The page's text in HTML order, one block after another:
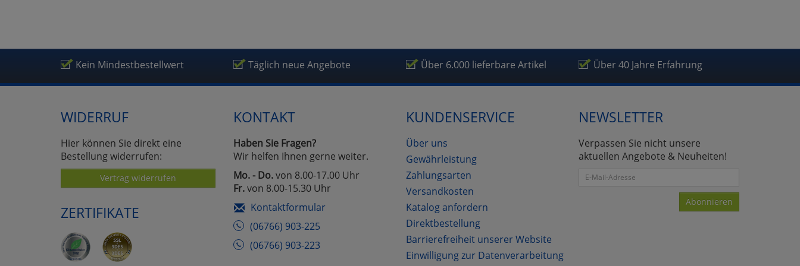
Kein Mindestbestellwert Täglich neue Angebote Über 6.000 lieferbare Artikel Über 40 Jahre Erfahrung
WIDERRUF
Hier können Sie direkt eine
Bestellung widerrufen:
Vertrag widerrufen
ZERTIFIKATE
KONTAKT
Haben Sie Fragen?
Wir helfen Ihnen gerne weiter.
Mo. - Do.von 8.00-17.00 Uhr
Fr.von 8.00-15.30 Uhr
Kontaktformular
(06766) 903-225
(06766) 903-223
KUNDENSERVICE
Über uns
Gewährleistung
Zahlungsarten
Versandkosten
Katalog anfordern
Direktbestellung
Barrierefreiheit unserer Website
Einwilligung zur Datenverarbeitung
NEWSLETTER
Verpassen Sie nicht unsere
aktuellen Angebote & Neuheiten!
Abonnieren